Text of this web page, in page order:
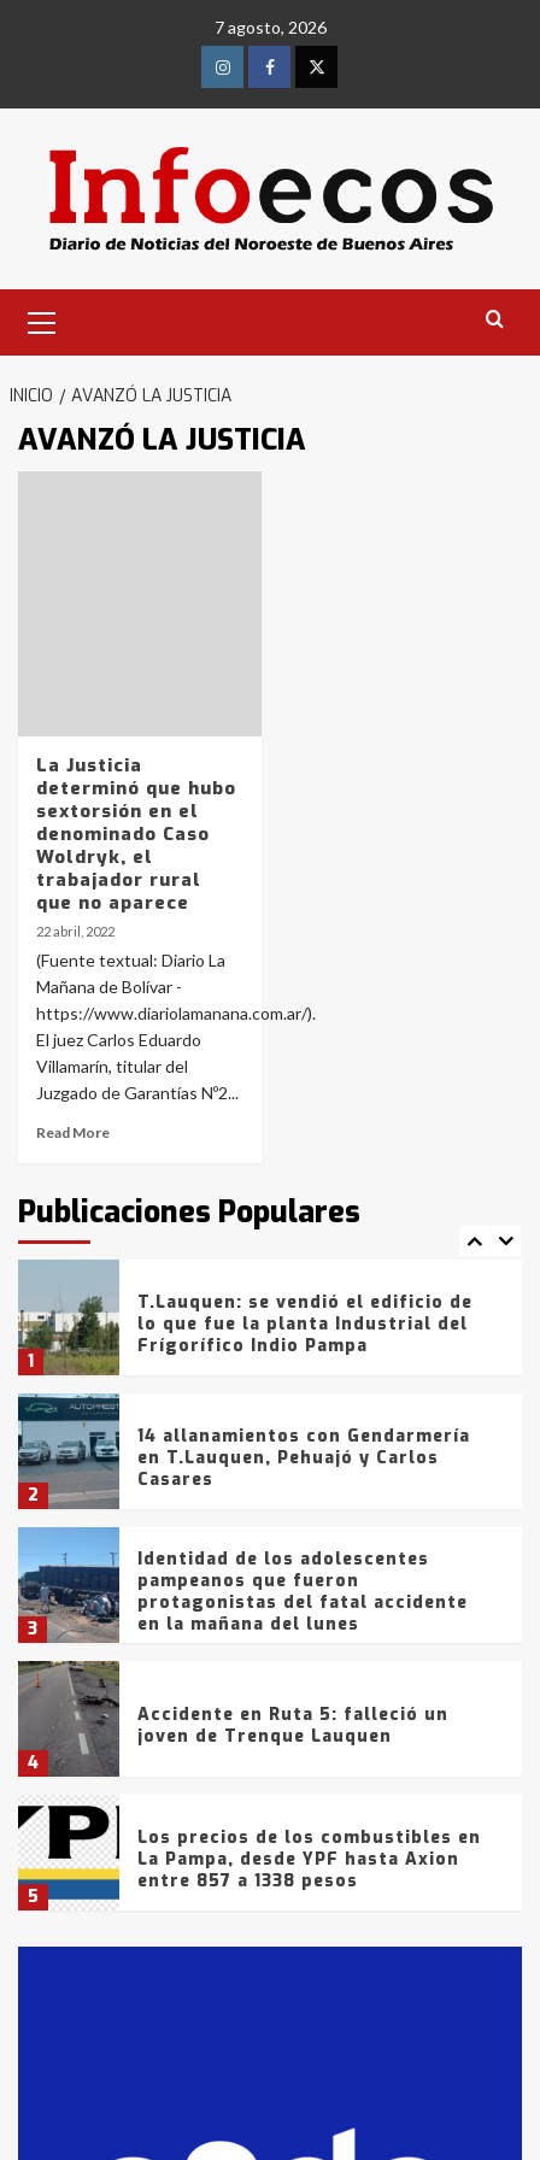
7 agosto, 2026
InstagramFacebookTwitter
primario
INICIO AVANZÓ LA JUSTICIA
AVANZÓ LA JUSTICIA
La Justicia
determinó que hubo
sextorsión en el
denominado Caso
Woldryk, el
trabajador rural
que no aparece
22 abril, 2022
(Fuente textual: Diario La
Mañana de Bolívar -
https://www.diariolamanana.com.ar/).
El juez Carlos Eduardo
Villamarín, titular del
Juzgado de Garantías Nº2...
Read More
Publicaciones Populares
4
Accidente en Ruta 5: falleció un
joven de Trenque Lauquen
5
Los precios de los combustibles en
6
La Bolsa de Cereales de Bahía
Blanca anticipa que Agosto vendrá
con lluvias y heladas, en gran parte
de la provincia
fueron detenidos por
comercialización de drogas en la
tarde del sábado
1
T.Lauquen: se vendió el edificio de
lo que fue la planta Industrial del
Frígorífico Indio Pampa
2
14 allanamientos con Gendarmería
en T.Lauquen, Pehuajó y Carlos
Casares
3
Identidad de los adolescentes
pampeanos que fueron
protagonistas del fatal accidente
en la mañana del lunes
4
Accidente en Ruta 5: falleció un
joven de Trenque Lauquen
5
Los precios de los combustibles en
La Pampa, desde YPF hasta Axion
entre 857 a 1338 pesos
fueron detenidos por
comercialización de drogas en la